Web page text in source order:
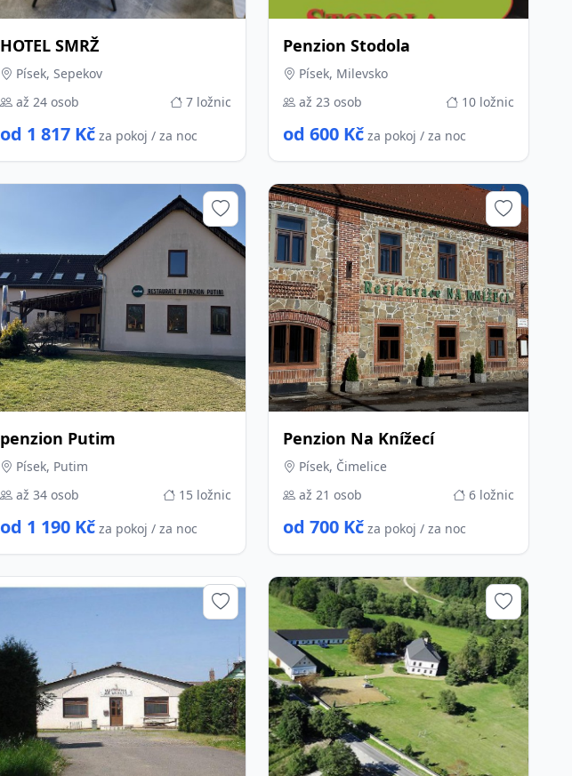
HOTEL SMRŽ
Písek, Sepekov
až 24 osob
7 ložnic
od 1 817 Kč za pokoj / za noc
Penzion Stodola
Písek, Milevsko
až 23 osob
10 ložnic
od 600 Kč za pokoj / za noc
penzion Putim
Písek, Putim
až 34 osob
15 ložnic
od 1 190 Kč za pokoj / za noc
Penzion Na Knížecí
Písek, Čimelice
až 21 osob
6 ložnic
od 700 Kč za pokoj / za noc